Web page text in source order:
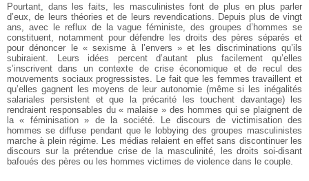
Pourtant, dans les faits, les masculinistes font de plus en plus parler
d’eux, de leurs théories et de leurs revendications. Depuis plus de vingt
ans, avec le reflux de la vague féministe, des groupes d’hommes se
constituent, notamment pour défendre les droits des pères séparés et
pour dénoncer le « sexisme à l’envers » et les discriminations qu’ils
subiraient. Leurs idées percent d’autant plus facilement qu’elles
s’inscrivent dans un contexte de crise économique et de recul des
mouvements sociaux progressistes. Le fait que les femmes travaillent et
qu’elles gagnent les moyens de leur autonomie (même si les inégalités
salariales persistent et que la précarité les touchent davantage) les
rendraient responsables du « malaise » des hommes qui se plaignent de
la « féminisation » de la société. Le discours de victimisation des
hommes se diffuse pendant que le lobbying des groupes masculinistes
marche à plein régime. Les médias relaient en effet sans discontinuer les
discours sur la prétendue crise de la masculinité, les droits soi-disant
bafoués des pères ou les hommes victimes de violence dans le couple.